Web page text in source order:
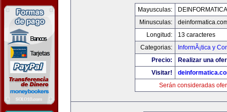
Mayusculas:
Minusculas:
Longitud:
13 caracteres
Categorias:
InformÃ¡tica y
Precio:
Realizar una
Visitar!
Serán consideradas